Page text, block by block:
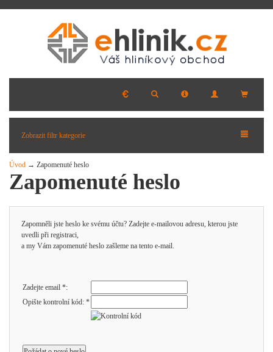
Zobrazit filtr kategorie
Úvod → Zapomenuté heslo
Zapomenuté heslo
Zapomněli jste heslo ke svému účtu? Zadejte e-mailovou adresu, kterou jste
uvedli při registraci,
a my Vám zapomenuté heslo zašleme na tento e-mail.
Zadejte email *:
Opište kontrolní kód: *